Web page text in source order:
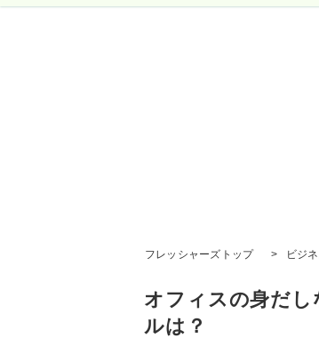
フレッシャーズトップ > ビジ
オフィスの身だ
ルは？